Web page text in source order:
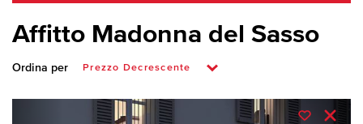
Affitto Madonna del Sasso
Ordina per